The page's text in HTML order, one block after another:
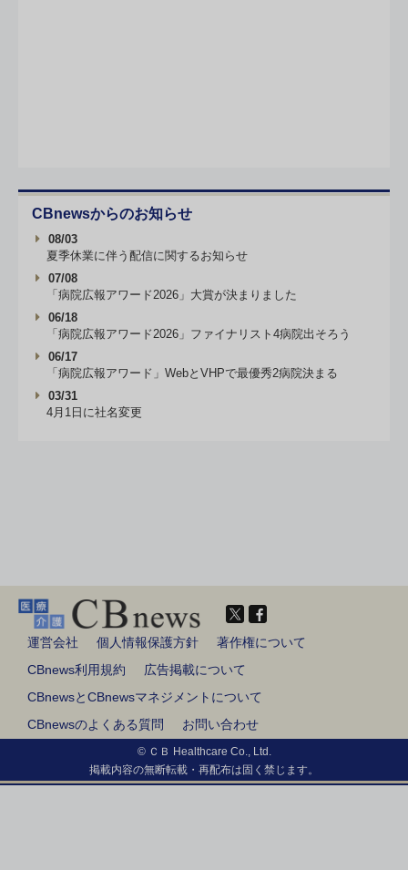
CBnewsからのお知らせ
08/03
夏季休業に伴う配信に関するお知らせ
07/08
「病院広報アワード2026」大賞が決まりました
06/18
「病院広報アワード2026」ファイナリスト4病院出そろう
06/17
「病院広報アワード」WebとVHPで最優秀2病院決まる
03/31
4月1日に社名変更
運営会社 個人情報保護方針
著作権について
CBnews利用規約
広告掲載について
CBnewsとCBnewsマネジメントについて
CBnewsのよくある質問
お問い合わせ
© ＣＢ Healthcare Co., Ltd.
掲載内容の無断転載・再配布は固く禁じます。